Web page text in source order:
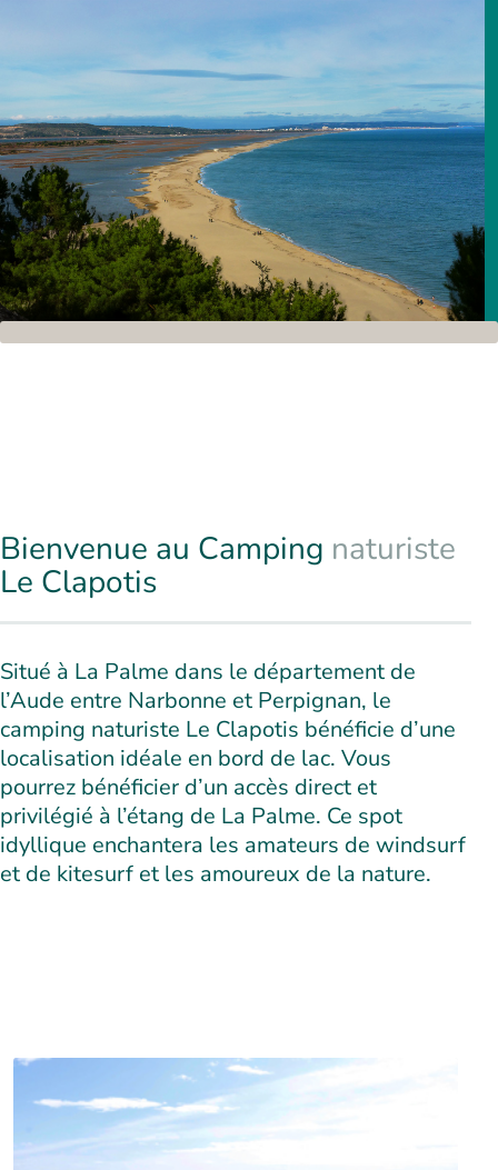
Bienvenue au Camping naturiste
Le Clapotis
Situé à La Palme dans le département de
l’Aude entre Narbonne et Perpignan, le
camping naturiste Le Clapotis bénéficie d’une
localisation idéale en bord de lac. Vous
pourrez bénéficier d’un accès direct et
privilégié à l’étang de La Palme. Ce spot
idyllique enchantera les amateurs de windsurf
et de kitesurf et les amoureux de la nature.